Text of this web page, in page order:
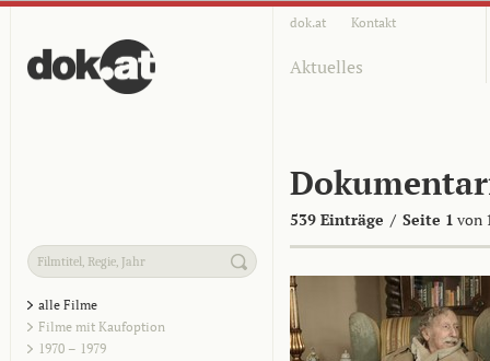
dok.at Kontakt
Aktuelles
539 Einträge / Seite 1 von
alle Filme
Filme mit Kaufoption
1970 – 1979